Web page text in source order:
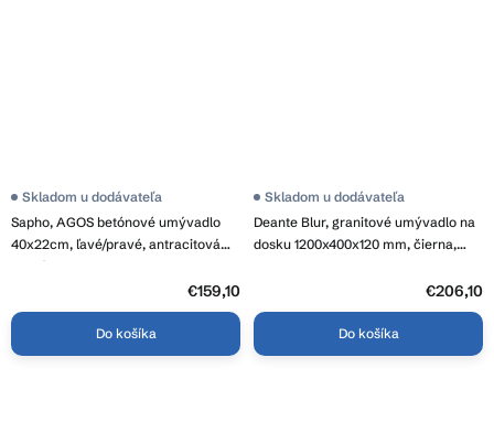
Sapho, AGOS betónové umývadlo
40x22cm, ľavé/pravé, antracitová
lesklá, AS40016
Skladom u dodávateľa
€159,10
Do košíka
Deante Blur, granitové umývadlo na
dosku 1200x400x120 mm, čierna,
Skladom u dodávateľa
€206,10
Do košíka